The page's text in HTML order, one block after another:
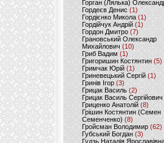
Горган (Лялька)
Гордеєв Денис (1)
Гордієнко Микола (1)
Гордійчук Андрій (1)
Гордон Дмитро (7)
Грановський Олександр
Михайлович (10)
Гриб Вадим (1)
Григоришин Костянтин (5)
Гримчак Юрій(1)
Гриневецький Сергій(1)
Гринів Ігор (3)
Грицак Василь (2)
Грицак Василь Сергійович
Гриценко Анатолій (8)
Грішин Костянтин (Семен
Семенченко)(8)
Гройсман Володимир(62)
Губський Богдан (3)
Гудзь Наталія